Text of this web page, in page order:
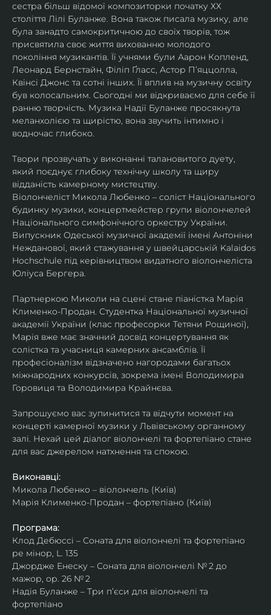
сестра більш відомої композиторки початку ХХ
століття Лілі Буланже. Вона також писала музику, але
була занадто самокритичною до своїх творів, тож
присвятила своє життя вихованню молодого
покоління музикантів. Її учнями були Аарон Копленд,
Леонард Бернстайн, Філіп Ґласс, Астор П’яццолла,
Квінсі Джонс та сотні інших. Її вплив на музичну освіту
був колосальним. Сьогодні ми відкриваємо для себе її
ранню творчість. Музика Надії Буланже просякнута
меланхолією та щирістю, вона звучить інтимно і
водночас глибоко.
Твори прозвучать у виконанні талановитого дуету,
який поєднує глибоку технічну школу та щиру
відданість камерному мистецтву.
Віолончеліст Микола Любенко – соліст Національного
будинку музики, концертмейстер групи віолончелей
Національного симфонічного оркестру України.
Випускник Одеської музичної академії імені Антоніни
Нежданової, який стажування у швейцарській Kalaidos
Hochschule під керівництвом видатного віолончеліста
Юліуса Бергера.
Партнеркою Миколи на сцені стане піаністка Марія
Клименко-Продан. Студентка Національної музичної
академії України (клас професорки Тетяни Рощиної),
Марія вже має значний досвід концертування як
солістка та учасниця камерних ансамблів. Її
професіоналізм відзначено нагородами багатьох
міжнародних конкурсів, зокрема імені Володимира
Горовиця та Володимира Крайнєва.
Запрошуємо вас зупинитися та відчути момент на
концерті камерної музики у Львівському органному
залі. Нехай цей діалог віолончелі та фортепіано стане
для вас джерелом натхнення та спокою.
Виконавці:
Микола Любенко – віолончель (Київ)
Марія Клименко-Продан – фортепіано (Київ)
Програма:
Клод Дебюссі – Соната для віолончелі та фортепіано
ре мінор, L. 135
Джордже Енеску – Соната для віолончелі № 2 до
мажор, ор. 26 № 2
Надія Буланже – Три п’єси для віолончелі та
фортепіано